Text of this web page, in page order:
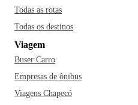
Todas as rotas
Todas os destinos
Viagem
Buser Carro
Empresas de ônibus
Viagens Chapecó